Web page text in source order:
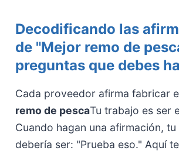
Decodificando las
de "Mejor remo de
preguntas que debes
Cada proveedor afirma fabricar
remo de pescaTu trabajo es ser
Cuando hagan una afirmación,
debería ser: "Prueba eso." Aquí